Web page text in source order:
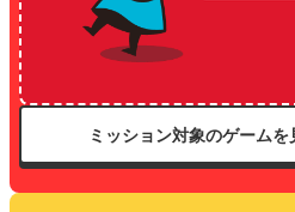
ミッション対象のゲームを